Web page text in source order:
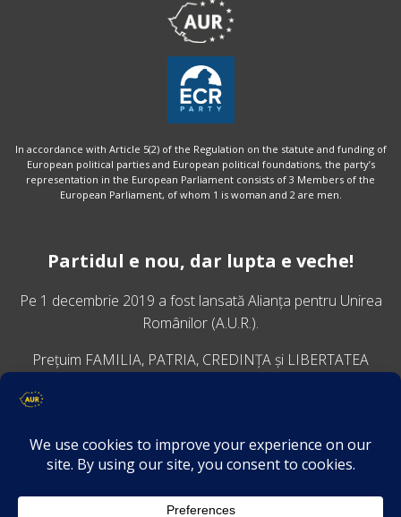
In accordance with Article 5(2) of the Regulation on the statute and funding of
European political parties and European political foundations, the party’s
representation in the European Parliament consists of 3 Members of the
European Parliament, of whom 1 is woman and 2 are men.
Partidul e nou, dar lupta e veche!
Pe 1 decembrie 2019 a fost lansatăAlianța pentru Unirea
Românilor (A.U.R.).
Prețuim FAMILIA, PATRIA, CREDINȚA și LIBERTATEA
VINO ALĂTURI DE NOI
Descarcă aplicația Platforma AUR